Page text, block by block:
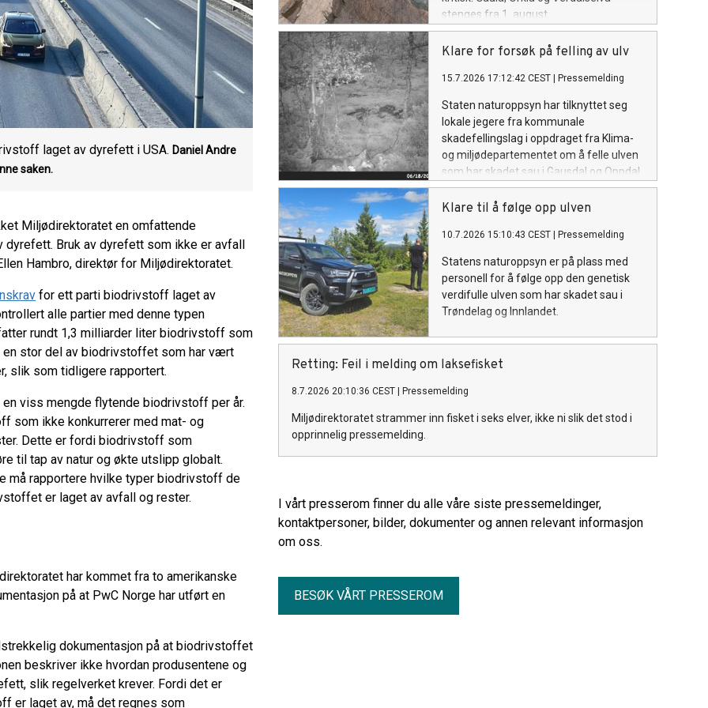
laget av dyrefett i USA. Daniel Andre
saken.
Miljødirektoratet en omfattende
Bruk av dyrefett som ikke er avfall
Hambro, direktør for Miljødirektoratet.
for ett parti biodrivstoff laget av
alle partier med denne typen
rundt 1,3 milliarder liter biodrivstoff som
en stor del av biodrivstoffet som har vært
slik som tidligere rapportert.
viss mengde flytende biodrivstoff per år.
som ikke konkurrerer med mat- og
Dette er fordi biodrivstoff som
til tap av natur og økte utslipp globalt.
rapportere hvilke typer biodrivstoff de
er laget av avfall og rester.
har kommet fra to amerikanske
på at PwC Norge har utført en
dokumentasjon på at biodrivstoffet
beskriver ikke hvordan produsentene og
slik regelverket krever. Fordi det er
er laget av, må det regnes som
stenges fra 1. august.
Klare for forsøk på felling av ulv
15.7.2026 17:12:42 CEST Pressemelding
Staten naturoppsyn har tilknyttet seg
lokale jegere fra kommunale
skadefellingslag i oppdraget fra Klima-
og miljødepartementet om å felle ulven
som har skadet sau i Gausdal og Oppdal.
Klare til å følge opp ulven
10.7.2026 15:10:43 CEST Pressemelding
Statens naturoppsyn er på plass med
personell for å følge opp den genetisk
verdifulle ulven som har skadet sau i
Trøndelag og Innlandet.
Retting: Feil i melding om laksefisket
8.7.2026 20:10:36 CEST Pressemelding
Miljødirektoratet strammer inn fisket i seks elver, ikke ni slik det stod i
opprinnelig pressemelding.
I vårt presserom finner du alle våre siste pressemeldinger,
kontaktpersoner, bilder, dokumenter og annen relevant informasjon
om oss.
BESØK VÅRT PRESSEROM